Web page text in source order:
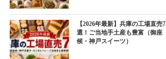
【2026年最新】兵庫の工場直売7
選！ご当地手土産も豊富（御座
候・神戸スイーツ）